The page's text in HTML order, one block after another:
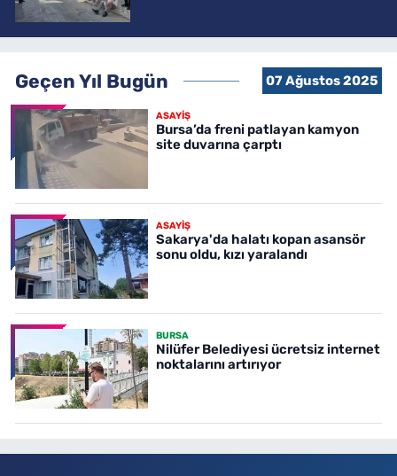
Geçen Yıl Bugün 07 Ağustos 2025
ASAYİŞ
Bursa’da freni patlayan kamyon
site duvarına çarptı
ASAYİŞ
Sakarya'da halatı kopan asansör
sonu oldu, kızı yaralandı
BURSA
Nilüfer Belediyesi ücretsiz internet
noktalarını artırıyor